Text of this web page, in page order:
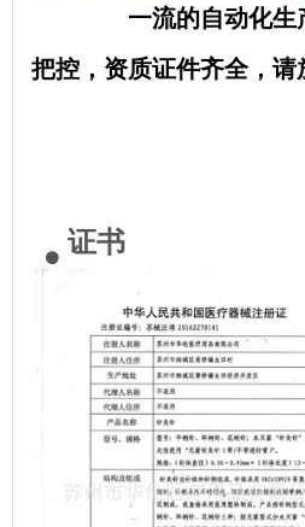
一流的自动化
把控，资质证件齐全，请
证书